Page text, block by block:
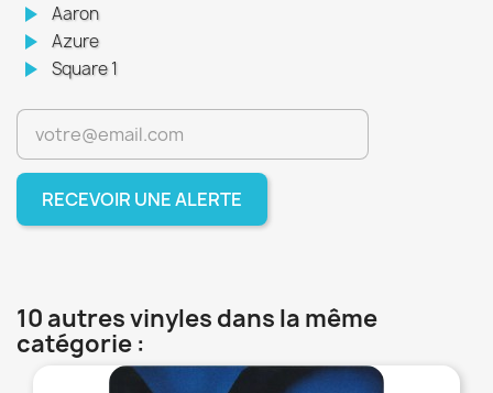
play_arrow Aaron
play_arrow Azure
play_arrow Square 1
RECEVOIR UNE ALERTE
10 autres vinyles dans la même
catégorie :